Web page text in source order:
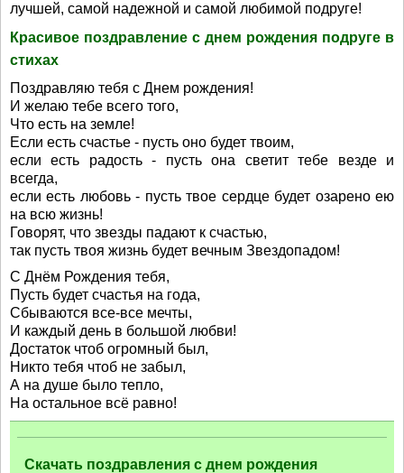
лучшей, самой надежной и самой любимой подруге!
Красивое поздравление с днем рождения подруге в
стихах
Поздравляю тебя с Днем рождения!
И желаю тебе всего того,
Что есть на земле!
Если есть счастье - пусть оно будет твоим,
если есть радость - пусть она светит тебе везде и
всегда,
если есть любовь - пусть твое сердце будет озарено ею
на всю жизнь!
Говорят, что звезды падают к счастью,
так пусть твоя жизнь будет вечным Звездопадом!
С Днём Рождения тебя,
Пусть будет счастья на года,
Сбываются все-все мечты,
И каждый день в большой любви!
Достаток чтоб огромный был,
Никто тебя чтоб не забыл,
А на душе было тепло,
На остальное всё равно!
Скачать поздравления с днем рождения